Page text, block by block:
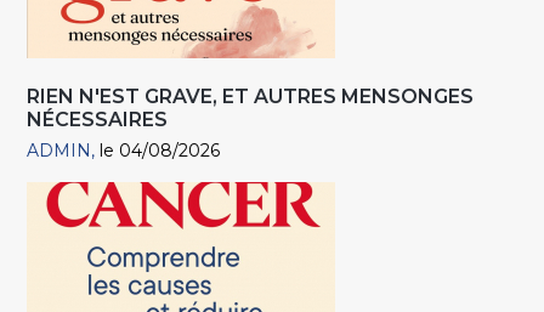
RIEN N'EST GRAVE, ET AUTRES MENSONGES
NÉCESSAIRES
ADMIN le 04/08/2026